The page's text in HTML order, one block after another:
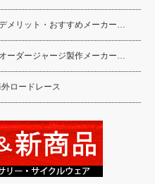
メリット・おすすめメーカー…
ーダージャージ製作メーカー…
ロードレース